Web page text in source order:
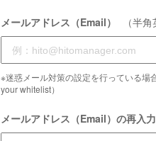
メールアドレス（Email） （半角
※迷惑メール対策の設定を行っている場
your whitelist）
メールアドレス（Email）の再入力